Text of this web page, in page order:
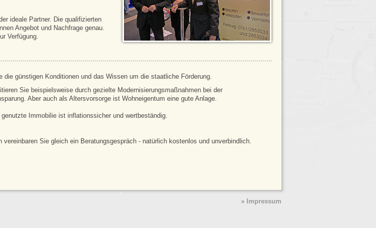
ideale Partner. Die qualifizierten
Angebot und Nachfrage genau.
Verfügung.
die günstigen Konditionen und das Wissen um die staatliche Förderung.
Sie beispielsweise durch gezielte Modernisierungsmaßnahmen bei der
Aber auch als Altersvorsorge ist Wohneigentum eine gute Anlage.
genutzte Immobilie ist inflationssicher und wertbeständig.
vereinbaren Sie gleich ein Beratungsgespräch - natürlich kostenlos und unverbindlich.
» Impressum